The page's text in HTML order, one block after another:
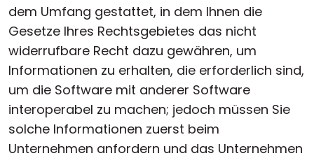
dem Umfang gestattet, in dem Ihnen die
Gesetze Ihres Rechtsgebietes das nicht
widerrufbare Recht dazu gewähren, um
Informationen zu erhalten, die erforderlich sind,
um die Software mit anderer Software
interoperabel zu machen; jedoch müssen Sie
solche Informationen zuerst beim
Unternehmen anfordern und das Unternehmen